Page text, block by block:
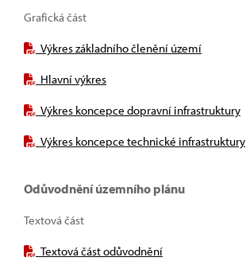
Grafická část
Výkres základního členění území
Hlavní výkres
Výkres koncepce dopravní infrastruktury
Výkres koncepce technické infrastruktury
Odůvodnění územního plánu
Textová část
Textová část odůvodnění